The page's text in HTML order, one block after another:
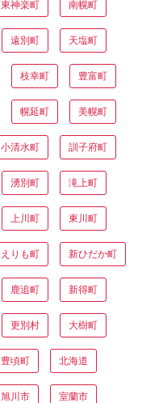
東神楽町 南幌町
遠別町 天塩町
枝幸町 豊富町
幌延町 美幌町
小清水町 訓子府町
湧別町 滝上町
上川町 東川町
えりも町 新ひだか町
鹿追町 新得町
更別村 大樹町
豊頃町 北海道
旭川市 室蘭市